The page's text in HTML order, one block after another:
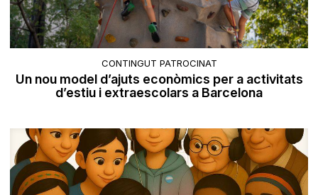
CONTINGUT PATROCINAT
Un nou model d’ajuts econòmics per a activitats
d’estiu i extraescolars a Barcelona